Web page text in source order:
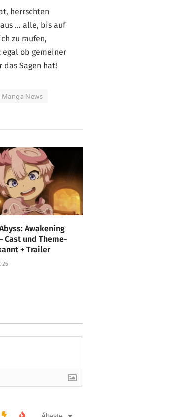
herrschten
… alle, bis auf
zu raufen,
egal ob gemeiner
das Sagen hat!
Manga News
Awakening
Cast und Theme-
+ Trailer
Älteste